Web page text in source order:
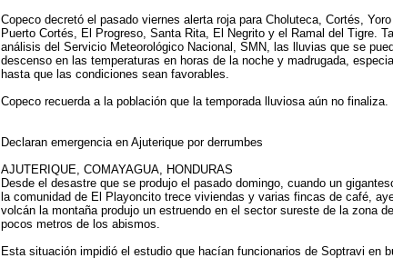
Copeco decretó el pasado viernes alerta roja para Choluteca, Cortés,
Puerto Cortés, El Progreso, Santa Rita, El Negrito y el Ramal del Tigre.
análisis del Servicio Meteorológico Nacional, SMN, las lluvias que se
descenso en las temperaturas en horas de la noche y madrugada,
hasta que las condiciones sean favorables.
Copeco recuerda a la población que la temporada lluviosa aún no finaliza.
Declaran emergencia en Ajuterique por derrumbes
AJUTERIQUE, COMAYAGUA, HONDURAS
Desde el desastre que se produjo el pasado domingo, cuando un
la comunidad de El Playoncito trece viviendas y varias fincas de café,
volcán la montaña produjo un estruendo en el sector sureste de la zona
pocos metros de los abismos.
Esta situación impidió el estudio que hacían funcionarios de Soptravi en